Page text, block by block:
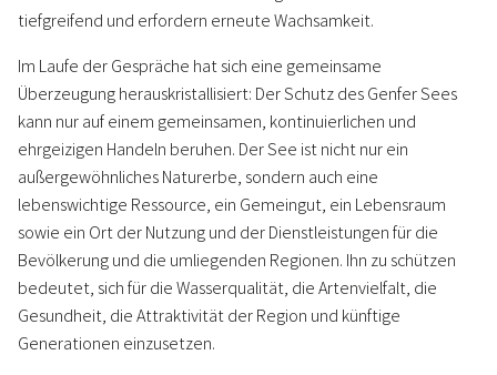
tiefgreifend und erfordern erneute Wachsamkeit.
Im Laufe der Gespräche hat sich eine gemeinsame
Überzeugung herauskristallisiert: Der Schutz des Genfer Sees
kann nur auf einem gemeinsamen, kontinuierlichen und
ehrgeizigen Handeln beruhen. Der See ist nicht nur ein
außergewöhnliches Naturerbe, sondern auch eine
lebenswichtige Ressource, ein Gemeingut, ein Lebensraum
sowie ein Ort der Nutzung und der Dienstleistungen für die
Bevölkerung und die umliegenden Regionen. Ihn zu schützen
bedeutet, sich für die Wasserqualität, die Artenvielfalt, die
Gesundheit, die Attraktivität der Region und künftige
Generationen einzusetzen.